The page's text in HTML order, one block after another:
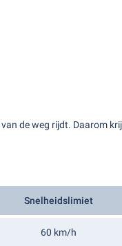
van de weg rijdt. Daarom
Snelheidslimiet
60 km/h